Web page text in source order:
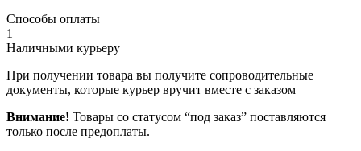
Способы оплаты
1
Наличными курьеру
При получении товара вы получите сопроводительные
документы, которые курьер вручит вместе с заказом
Внимание! Товары со статусом “под заказ” поставляются
только после предоплаты.